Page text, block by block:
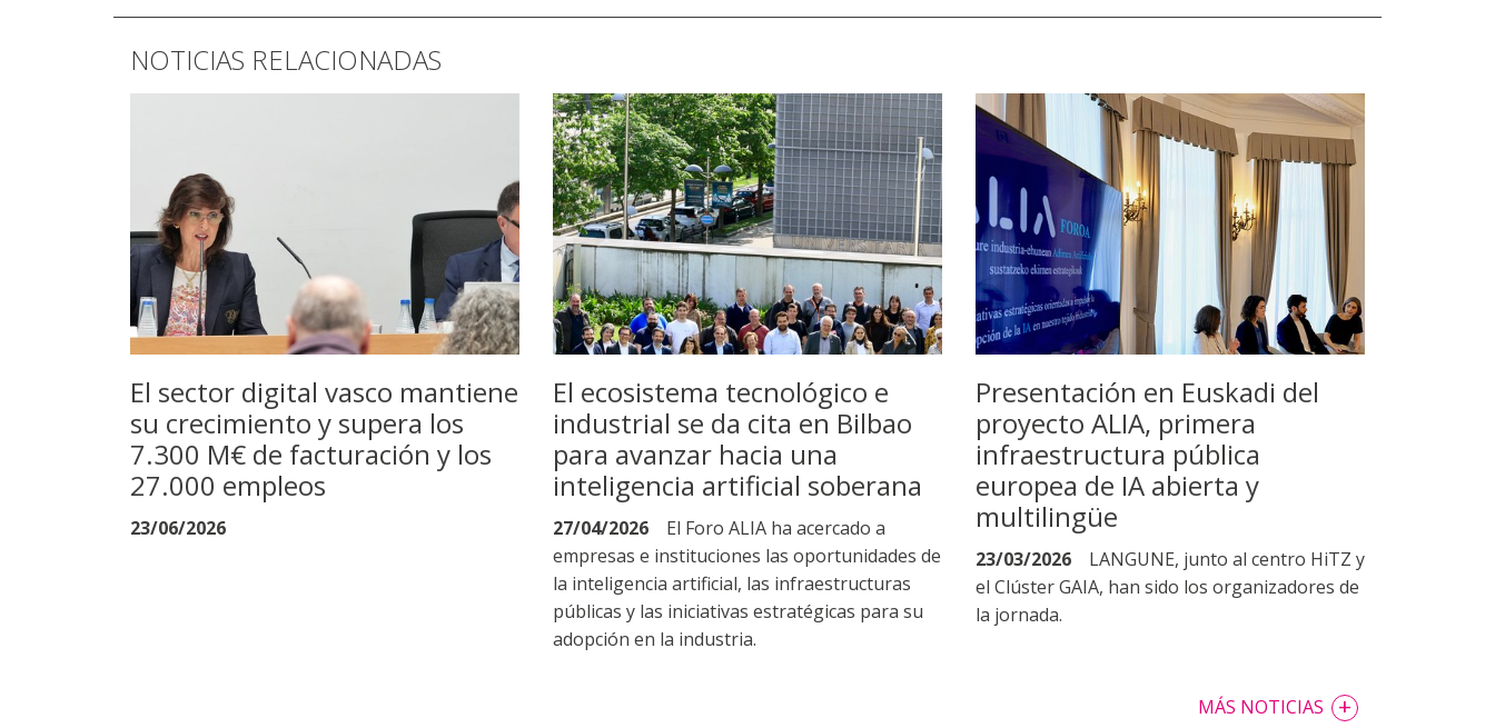
NOTICIAS RELACIONADAS
El sector digital vasco mantiene
su crecimiento y supera los
7.300 M€ de facturación y los
27.000 empleos
23/06/2026
El ecosistema tecnológico e
industrial se da cita en Bilbao
para avanzar hacia una
inteligencia artificial soberana
27/04/2026
El Foro ALIA ha acercado a
empresas e instituciones las oportunidades de
la inteligencia artificial, las infraestructuras
públicas y las iniciativas estratégicas para su
adopción en la industria.
Presentación en Euskadi del
proyecto ALIA, primera
infraestructura pública
europea de IA abierta y
multilingüe
23/03/2026
LANGUNE, junto al centro HiTZ y
el Clúster GAIA, han sido los organizadores de
la jornada.
MÁS NOTICIAS +